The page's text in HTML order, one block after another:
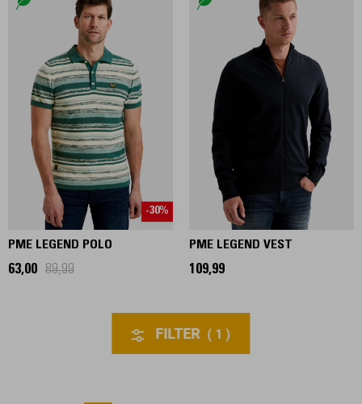
-30%
PME LEGEND POLO
63,00 89,99
PME LEGEND VEST
109,99
FILTER 1